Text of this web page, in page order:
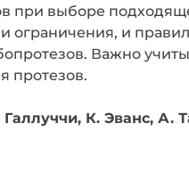
при выборе
ограничения, и
Важно
протезов.
К. Эванс, А.